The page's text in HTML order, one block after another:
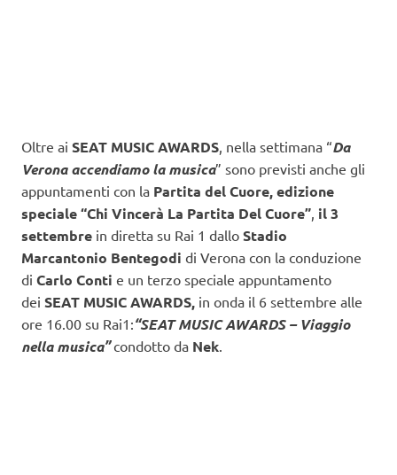
Oltre ai SEAT MUSIC AWARDS , nella settimana “Da
Verona accendiamo la musica” sono previsti anche gli
appuntamenti con la Partita del Cuore, edizione
speciale “Chi Vincerà La Partita Del Cuore” il 3
settembre in diretta su Rai 1 dallo Stadio
Marcantonio Bentegodi di Verona con la conduzione
di Carlo Conti e un terzo speciale appuntamento
dei SEAT MUSIC AWARDS, in onda il 6 settembre alle
ore 16.00 su Rai1:“SEAT MUSIC AWARDS – Viaggio
nella musica”condotto da Nek